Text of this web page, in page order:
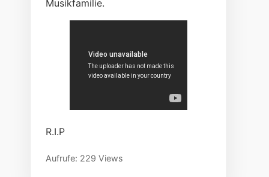
Musikfamilie.
R.I.P
Aufrufe: 229 Views